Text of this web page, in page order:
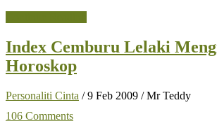
Mengenal
Wanita
Berjalan
Index Cemburu Lelaki
Horoskop
Personaliti Cinta /9 Feb 2009 /Mr Teddy
106 Comments